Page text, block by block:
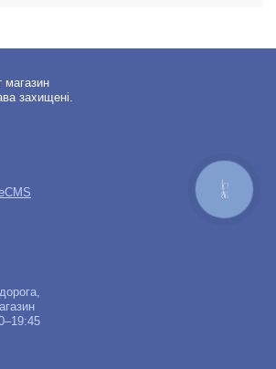
магазин
захищені.
КНОПКА
ЗВ'ЯЗКУ